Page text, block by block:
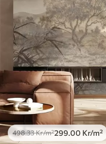
498.33Kr/m²299.00 Kr/m²